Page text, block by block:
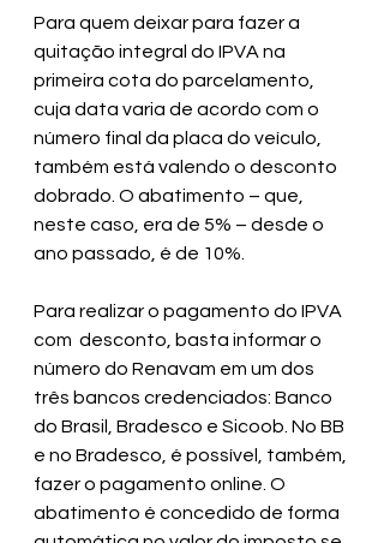
Para quem deixar para fazer a
quitação integral do IPVA na
primeira cota do parcelamento,
cuja data varia de acordo com o
número final da placa do veículo,
também está valendo o desconto
dobrado. O abatimento – que,
neste caso, era de 5% – desde o
ano passado, é de 10%.
Para realizar o pagamento do IPVA
com  desconto, basta informar o
número do Renavam em um dos
três bancos credenciados: Banco
do Brasil, Bradesco e Sicoob. No BB
e no Bradesco, é possível, também,
fazer o pagamento online. O
abatimento é concedido de forma